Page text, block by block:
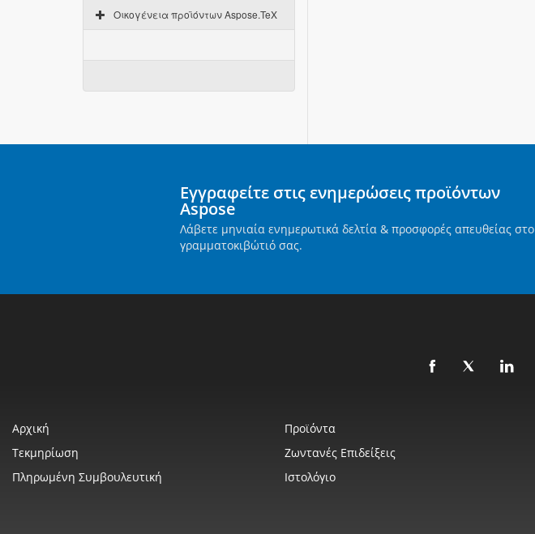
Οικογένεια προϊόντων Aspose.TeX
Εγγραφείτε στις ενημερώσεις προϊόντων
Aspose
Λάβετε μηνιαία ενημερωτικά δελτία & προσφορές απευθείας στο
γραμματοκιβώτιό σας.
Αρχική Προϊόντα
Τεκμηρίωση
Ζωντανές Επιδείξεις
Πληρωμένη Συμβουλευτική
Ιστολόγιο